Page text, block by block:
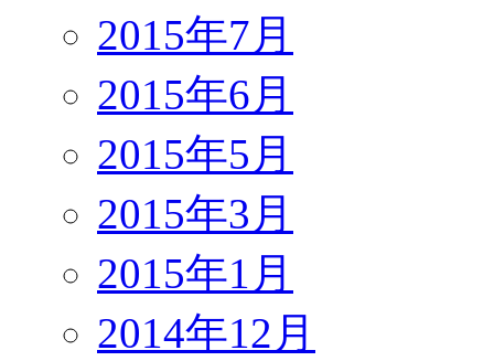
2015年7月
2015年6月
2015年5月
2015年3月
2015年1月
2014年12月